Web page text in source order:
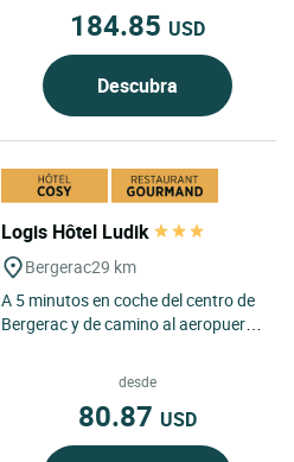
184.85 USD
Descubra
Logis Hôtel Ludik
Bergerac29 km
A 5 minutos en coche del centro de
Bergerac y de camino al aeropuerto
minutos del hotel,...desde
80.87 USD